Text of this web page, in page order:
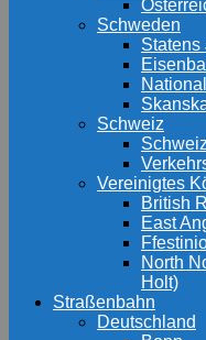
Schweden
Statens
Schweiz
Vereinigtes
British
East
North
Holt)
Straßenbahn
Deutschland